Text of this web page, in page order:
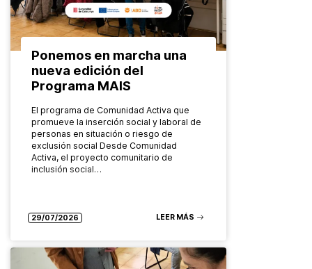
Ponemos en marcha una
nueva edición del
Programa MAIS
El programa de Comunidad Activa que
promueve la inserción social y laboral de
personas en situación o riesgo de
exclusión social Desde Comunidad
Activa, el proyecto comunitario de
inclusión social…
29/07/2026 LEER MÁS